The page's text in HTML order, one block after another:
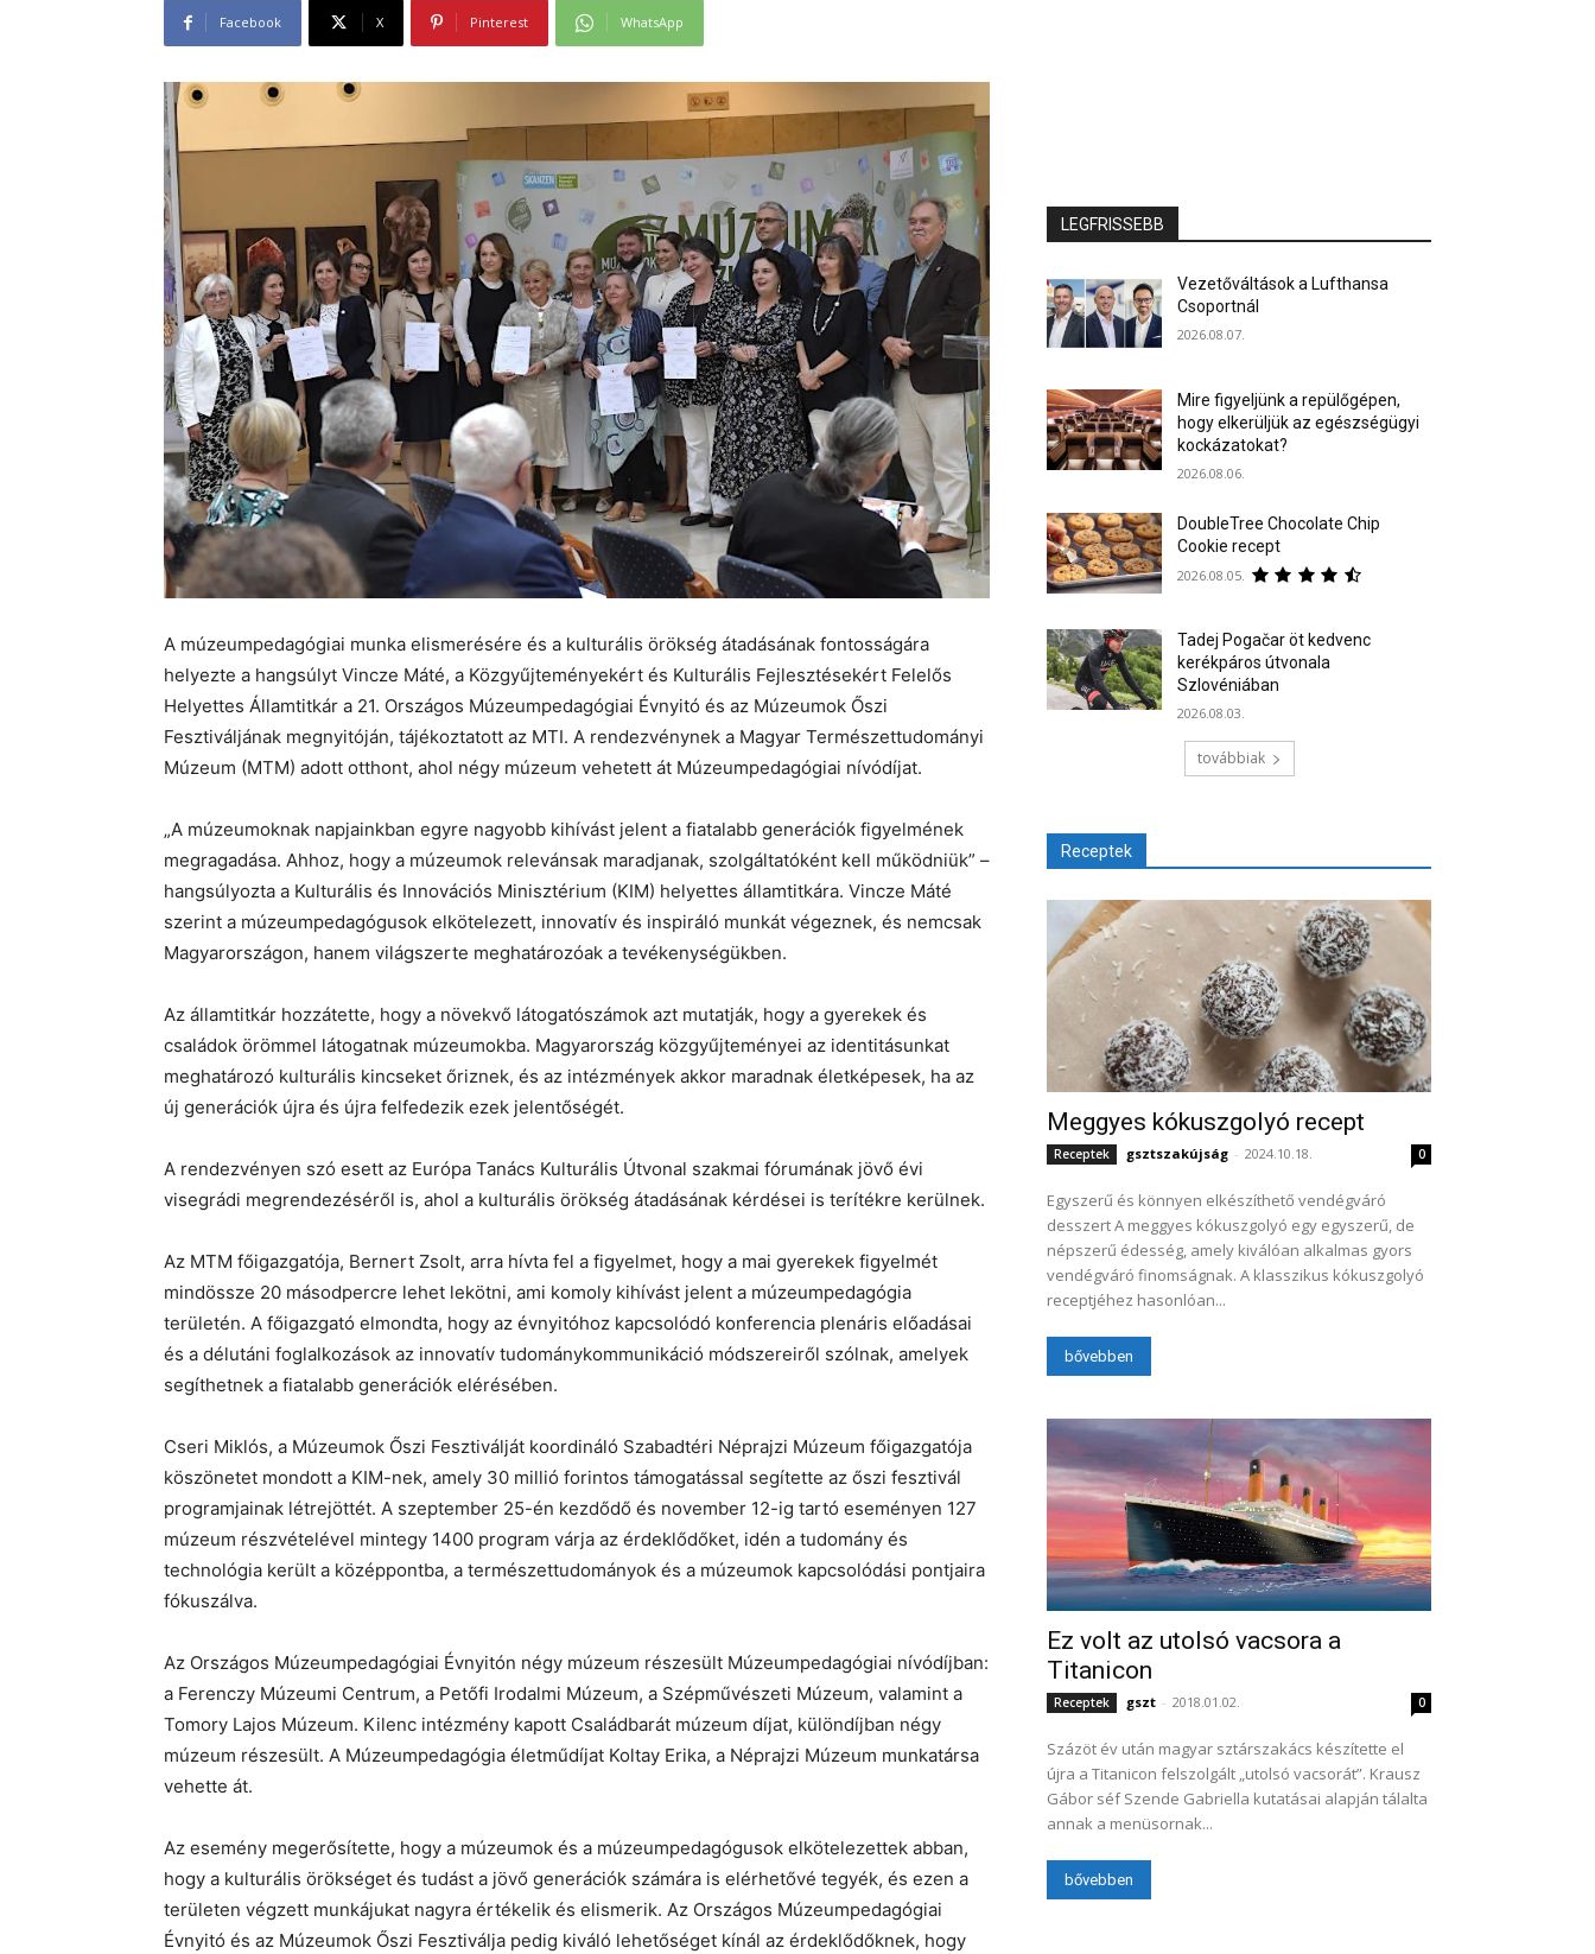
Facebook X Pinterest WhatsApp
A múzeumpedagógiai munka elismerésére és a kulturális örökség átadásának fontosságára
helyezte a hangsúlyt Vincze Máté, a Közgyűjteményekért és Kulturális Fejlesztésekért Felelős
Helyettes Államtitkár a 21. Országos Múzeumpedagógiai Évnyitó és az Múzeumok Őszi
Fesztiváljának megnyitóján, tájékoztatott az MTI. A rendezvénynek a Magyar Természettudományi
Múzeum (MTM) adott otthont, ahol négy múzeum vehetett át Múzeumpedagógiai nívódíjat.
„A múzeumoknak napjainkban egyre nagyobb kihívást jelent a fiatalabb generációk figyelmének
megragadása. Ahhoz, hogy a múzeumok relevánsak maradjanak, szolgáltatóként kell működniük” –
hangsúlyozta a Kulturális és Innovációs Minisztérium (KIM) helyettes államtitkára. Vincze Máté
szerint a múzeumpedagógusok elkötelezett, innovatív és inspiráló munkát végeznek, és nemcsak
Magyarországon, hanem világszerte meghatározóak a tevékenységükben.
Az államtitkár hozzátette, hogy a növekvő látogatószámok azt mutatják, hogy a gyerekek és
családok örömmel látogatnak múzeumokba. Magyarország közgyűjteményei az identitásunkat
meghatározó kulturális kincseket őriznek, és az intézmények akkor maradnak életképesek, ha az
új generációk újra és újra felfedezik ezek jelentőségét.
A rendezvényen szó esett az Európa Tanács Kulturális Útvonal szakmai fórumának jövő évi
visegrádi megrendezéséről is, ahol a kulturális örökség átadásának kérdései is terítékre kerülnek.
Az MTM főigazgatója, Bernert Zsolt, arra hívta fel a figyelmet, hogy a mai gyerekek figyelmét
mindössze 20 másodpercre lehet lekötni, ami komoly kihívást jelent a múzeumpedagógia
területén. A főigazgató elmondta, hogy az évnyitóhoz kapcsolódó konferencia plenáris előadásai
és a délutáni foglalkozások az innovatív tudománykommunikáció módszereiről szólnak, amelyek
segíthetnek a fiatalabb generációk elérésében.
Cseri Miklós, a Múzeumok Őszi Fesztiválját koordináló Szabadtéri Néprajzi Múzeum főigazgatója
köszönetet mondott a KIM-nek, amely 30 millió forintos támogatással segítette az őszi fesztivál
programjainak létrejöttét. A szeptember 25-én kezdődő és november 12-ig tartó eseményen 127
múzeum részvételével mintegy 1400 program várja az érdeklődőket, idén a tudomány és
technológia került a középpontba, a természettudományok és a múzeumok kapcsolódási pontjaira
fókuszálva.
Az Országos Múzeumpedagógiai Évnyitón négy múzeum részesült Múzeumpedagógiai nívódíjban:
a Ferenczy Múzeumi Centrum, a Petőfi Irodalmi Múzeum, a Szépművészeti Múzeum, valamint a
Tomory Lajos Múzeum. Kilenc intézmény kapott Családbarát múzeum díjat, különdíjban négy
múzeum részesült. A Múzeumpedagógia életműdíjat Koltay Erika, a Néprajzi Múzeum munkatársa
vehette át.
Az esemény megerősítette, hogy a múzeumok és a múzeumpedagógusok elkötelezettek abban,
hogy a kulturális örökséget és tudást a jövő generációk számára is elérhetővé tegyék, és ezen a
területen végzett munkájukat nagyra értékelik és elismerik. Az Országos Múzeumpedagógiai
Évnyitó és az Múzeumok Őszi Fesztiválja pedig kiváló lehetőséget kínál az érdeklődőknek, hogy
LEGFRISSEBB
Vezetőváltások a Lufthansa
Csoportnál
2026.08.07.
Mire figyeljünk a repülőgépen,
hogy elkerüljük az egészségügyi
kockázatokat?
2026.08.06.
DoubleTree Chocolate Chip
Cookie recept
2026.08.05.
Tadej Pogačar öt kedvenc
kerékpáros útvonala
Szlovéniában
2026.08.03.
továbbiak
Receptek
Meggyes kókuszgolyó recept
Receptek gsztszakújság - 2024.10.18. 0
Egyszerű és könnyen elkészíthető vendégváró
desszert A meggyes kókuszgolyó egy egyszerű, de
népszerű édesség, amely kiválóan alkalmas gyors
vendégváró finomságnak. A klasszikus kókuszgolyó
receptjéhez hasonlóan...
bővebben
Ez volt az utolsó vacsora a
Titanicon
Receptek gszt - 2018.01.02. 0
Százöt év után magyar sztárszakács készítette el
újra a Titanicon felszolgált „utolsó vacsorát”. Krausz
Gábor séf Szende Gabriella kutatásai alapján tálalta
annak a menüsornak...
bővebben